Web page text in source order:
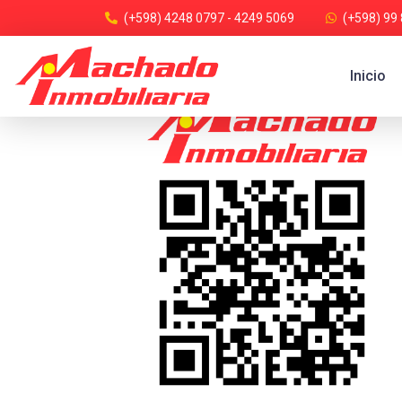
(+598) 4248 0797 - 4249 5069 (+598) 99
Inicio